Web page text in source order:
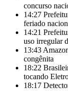
concurso
14:27
feriado
14:21
uso irregular
13:43
congênita
18:22
tocando
18:17